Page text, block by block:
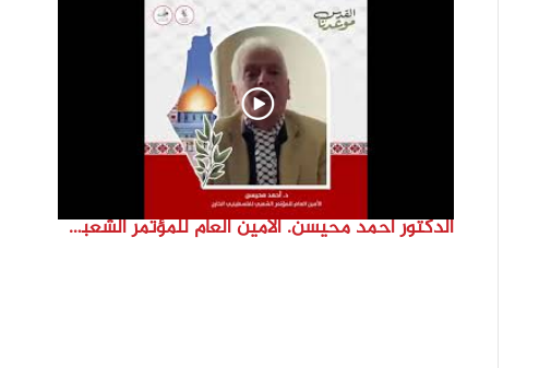
الدكتور احمد محيسن. الامين العام للمؤتمر الشعبي لفلسطينيي الخارج